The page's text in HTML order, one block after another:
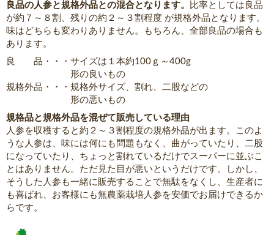
良品の人参と規格外品との混合となります。
比率としては良品
が約７～８割、残りの約２～３割程度 が規格外品となります。
味はどちらも変わりありません。もちろん、全部良品の場合も
あります。
良 品・・・サイズは１本約100ｇ～400g
形の良いもの
規格外品・・・規格外サイズ、割れ、二股などの
形の悪いもの
規格品と規格外品を混ぜて販売している理由
人参を収穫すると約２～３割程度の規格外品が出ます。このよ
うな人参は、味には何にも問題もなく、曲がっていたり、二股
になっていたり、ちょっと割れているだけでスーパーに並ぶこ
とはありません。ただ見た目が悪いというだけです。しかし、
そうした人参も一緒に販売することで無駄をなくし、生産者に
も喜ばれ、お客様にも無農薬栽培人参を安価でお届けできるか
らです。